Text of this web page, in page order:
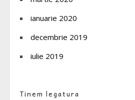
ianuarie 2020
decembrie 2019
iulie 2019
Tinem legatura